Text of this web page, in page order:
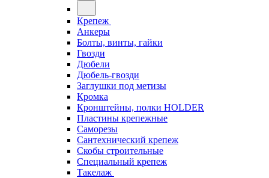
Крепеж
Анкеры
Болты, винты, гайки
Гвозди
Дюбели
Дюбель-гвозди
Заглушки под метизы
Кромка
Кронштейны, полки НОLDER
Пластины крепежные
Саморезы
Сантехнический крепеж
Скобы строительные
Специальный крепеж
Такелаж